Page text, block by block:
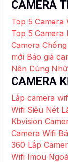
CAMERA
Top 5 Camera
Top 5 Camera
Camera
mới Báo giá
Nên Dùng
CAMERA
Lắp camera
Wifi Siêu Nét
Kbvision
Camera Wifi
360 Lắp
Wifi Imou